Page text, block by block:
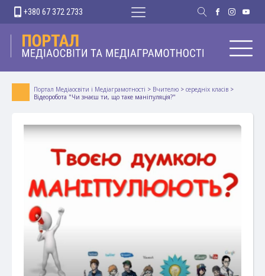
+380 67 372 2733
Портал Медіаосвіти і Медіаграмотності > Вчителю > середніх класів >
Відеоробота "Чи знаєш ти, що таке маніпуляція?"